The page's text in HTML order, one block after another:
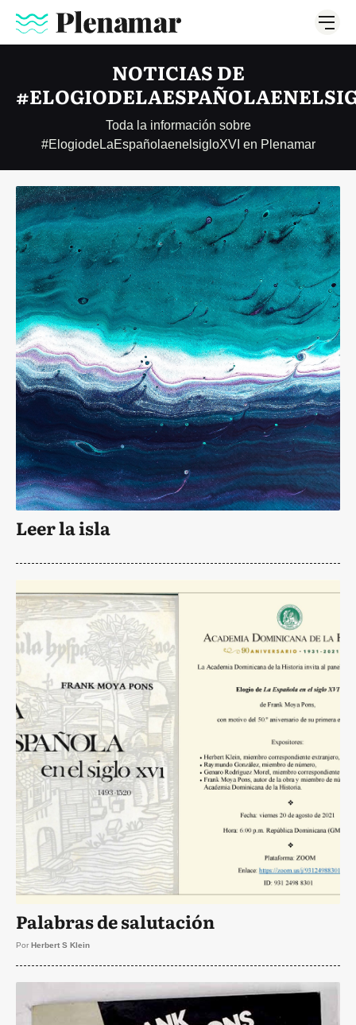
NOTICIAS DE
Toda la información sobre
#ElogiodeLaEspañolaenelsigloXVI en Plenamar
Leer la isla
Palabras de salutación
Por Herbert S Klein